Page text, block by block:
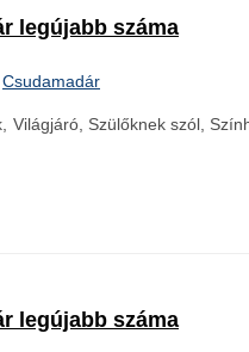
legújabb száma
Csudamadár
Szülőknek szól,
legújabb száma